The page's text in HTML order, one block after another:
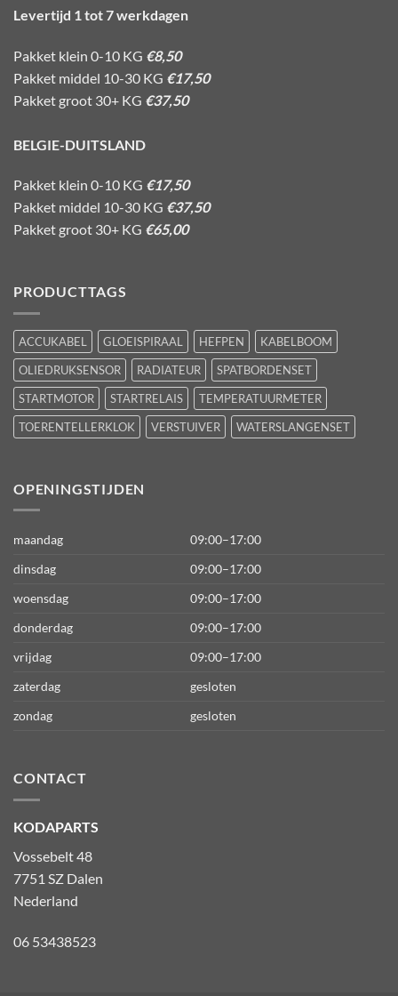
Levertijd 1 tot 7 werkdagen
Pakket klein 0-10 KG €8,50
Pakket middel 10-30 KG €17,50
Pakket groot 30+ KG €37,50
BELGIE-DUITSLAND
Pakket klein 0-10 KG €17,50
Pakket middel 10-30 KG €37,50
Pakket groot 30+ KG €65,00
PRODUCTTAGS
ACCUKABEL GLOEISPIRAAL HEFPEN
KABELBOOM
OLIEDRUKSENSOR
RADIATEUR
SPATBORDENSET
STARTMOTOR
STARTRELAIS
TEMPERATUURMETER
TOERENTELLERKLOK
VERSTUIVER WATERSLANGENSET
OPENINGSTIJDEN
maandag
09:00–17:00
dinsdag
09:00–17:00
woensdag
09:00–17:00
donderdag
09:00–17:00
vrijdag
09:00–17:00
zaterdag
gesloten
zondag
gesloten
CONTACT
KODAPARTS
Vossebelt 48
7751 SZ Dalen
Nederland
06 53438523